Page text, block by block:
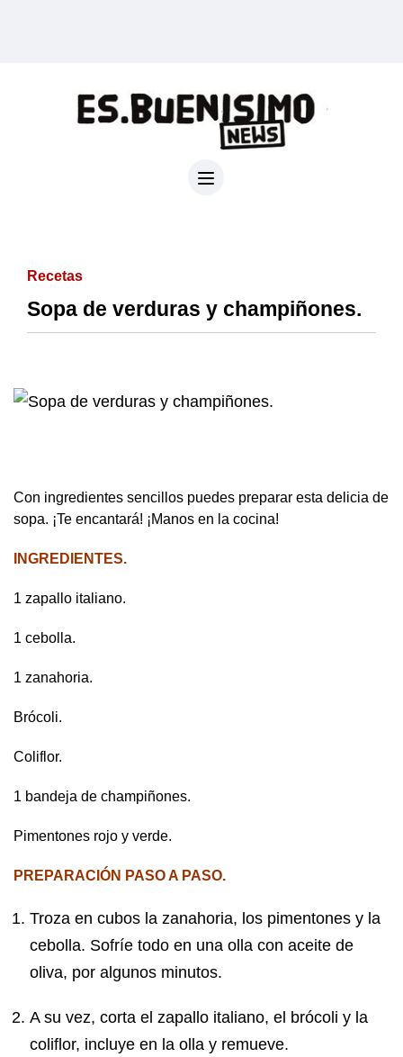
Recetas
Sopa de verduras y champiñones.
Con ingredientes sencillos puedes preparar esta delicia de
sopa. ¡Te encantará! ¡Manos en la cocina!
INGREDIENTES.
1 zapallo italiano.
1 cebolla.
1 zanahoria.
Brócoli.
Coliflor.
1 bandeja de champiñones.
Pimentones rojo y verde.
PREPARACIÓN PASO A PASO.
Troza en cubos la zanahoria, los pimentones y la
cebolla. Sofríe todo en una olla con aceite de
oliva, por algunos minutos.
A su vez, corta el zapallo italiano, el brócoli y la
coliflor, incluye en la olla y remueve.